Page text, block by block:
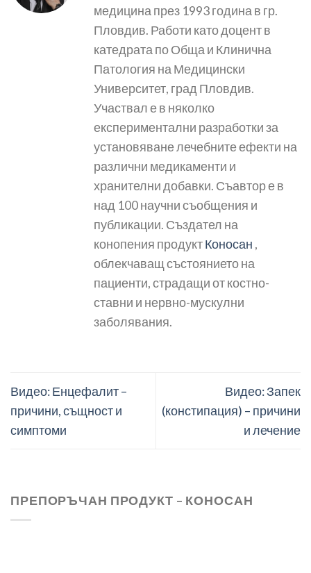
медицина през 1993 година в гр.
Пловдив. Работи като доцент в
катедрата по Обща и Клинична
Патология на Медицински
Университет, град Пловдив.
Участвал е в няколко
експериментални разработки за
установяване лечебните ефекти на
различни медикаменти и
хранителни добавки. Съавтор е в
над 100 научни съобщения и
публикации. Създател на
конопения продуктКоносан ,
облекчаващ състоянието на
пациенти, страдащи от костно-
ставни и нервно-мускулни
заболявания.
Видео: Енцефалит –
причини, същност и
симптоми
Видео: Запек
(констипация) – причини
и лечение
ПРЕПОРЪЧАН ПРОДУКТ – КОНОСАН